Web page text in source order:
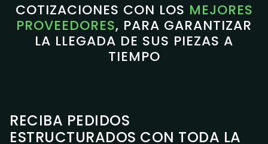
COTIZACIONES CON LOS MEJORES
PROVEEDORES, PARA GARANTIZAR
LA LLEGADA DE SUS PIEZAS A
TIEMPO
RECIBA PEDIDOS
ESTRUCTURADOS CON TODA LA